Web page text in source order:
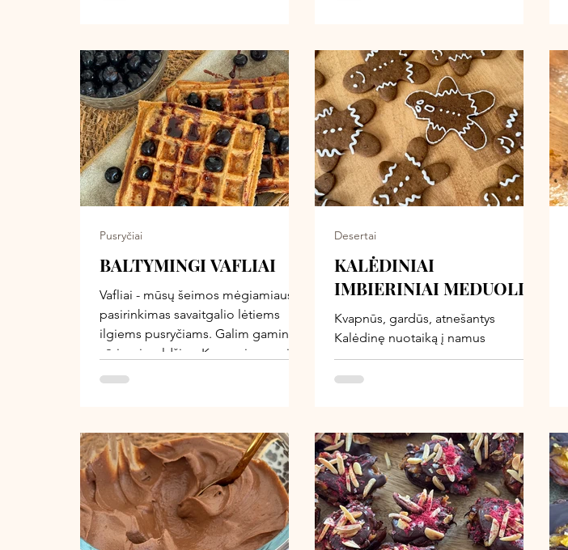
Tai desertas, kuris ne tik gardus, bet
ir turi daugiau maistinės vertės -
avinžirniai suteikia baltymų ir
sotumo, o šokoladas ir kakava - tą
tikrą „deserto“ jausmą.
naudingų ingredientų gardi dovana
Jūsų Valentinui! Be rafinuoto
cukraus, sintetinių priedų, kurių
gausu parduotuviniuose
desertuose, be kepimo, tik keli
ingredientai ir šiek tiek laiko
šaldytuve. Tad tiks, kurios mėgsta
virtuvėje neužsibūti.
BALTYMINGI VAFLIAI
Vafliai - mūsų šeimos mėgiamiausias
pasirinkimas savaitgalio lėtiems
ilgiems pusryčiams. Galim gaminti ir
sūrius, ir saldžius. Kas nori poruoja
juos su uogomis, namine uogiene,
receptas, ne tik gardus, bet ir dar
turtingesni maistine verte. Jie tikras
išsigelbėjimas, kai norisi sotaus,
maistingo ir kartu paprasto
patiekalo. Be kiaušinių, be pieno, su
natūraliu saldumu ir daug augalinių
Pusryčiai
KALĖDINIAI
IMBIERINIAI MEDUOLIAI
Kvapnūs, gardūs, atnešantys
Kalėdinę nuotaiką į namus
akimirksniu! Augalinių Kalėdinių
meduolių kepimas šventiniu
pajausti artėjančias šventes.
Įsijungiame Kalėdinę muziką, visa
šeima susirenkame virtuvėje ir kartu
kepame meduolius. Šis receptas ne
apie tobulos sudėties meduolius, o
apie kartu praleistą laiką, juoką ir
Desertai